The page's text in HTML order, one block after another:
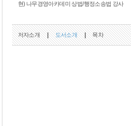
현) 나무경영아카데미 상법/행정소송법 강사
저자소개 | 도서소개 | 목차